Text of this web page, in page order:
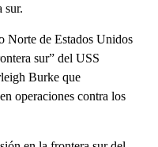
sur.
Norte de Estados Unidos
sur” del USS
Burke que
operaciones contra los